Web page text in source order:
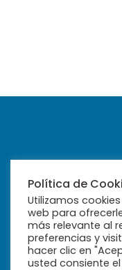
Calle Fabiola,
Aviso Legal
Política de
Utilizamos
web para
más relevante al
preferencias y
hacer clic en
usted consiente el